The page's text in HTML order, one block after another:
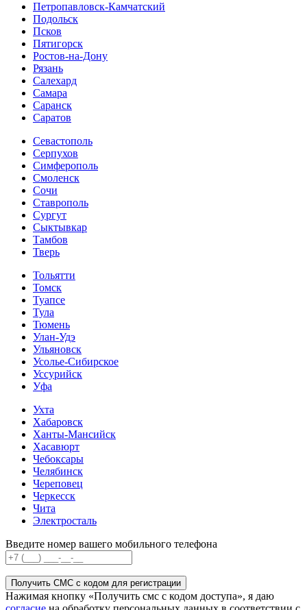
Петропавловск-Камчатский
Подольск
Псков
Пятигорск
Ростов-на-Дону
Рязань
Салехард
Самара
Саранск
Саратов
Севастополь
Серпухов
Симферополь
Смоленск
Сочи
Ставрополь
Сургут
Сыктывкар
Тамбов
Тверь
Тольятти
Томск
Туапсе
Тула
Тюмень
Улан-Удэ
Ульяновск
Усолье-Сибирское
Уссурийск
Уфа
Ухта
Хабаровск
Ханты-Мансийск
Хасавюрт
Чебоксары
Челябинск
Череповец
Черкесск
Чита
Электросталь
Введите номер вашего мобильного телефона
Получить СМС с кодом для регистрации
Нажимая кнопку «Получить смс с кодом доступа», я даю